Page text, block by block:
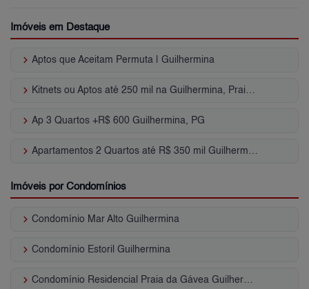
Imóveis em Destaque
keyboard_arrow_right Aptos que Aceitam Permuta | Guilhermina
keyboard_arrow_right Kitnets ou Aptos até 250 mil na Guilhermina, Praia Grande, SP
keyboard_arrow_right Ap 3 Quartos +R$ 600 Guilhermina, PG
keyboard_arrow_right Apartamentos 2 Quartos até R$ 350 mil Guilhermina, Praia Grande, SP
Imóveis por Condomínios
keyboard_arrow_right Condomínio Mar Alto Guilhermina
keyboard_arrow_right Condomínio Estoril Guilhermina
keyboard_arrow_right Condomínio Residencial Praia da Gávea Guilhermina